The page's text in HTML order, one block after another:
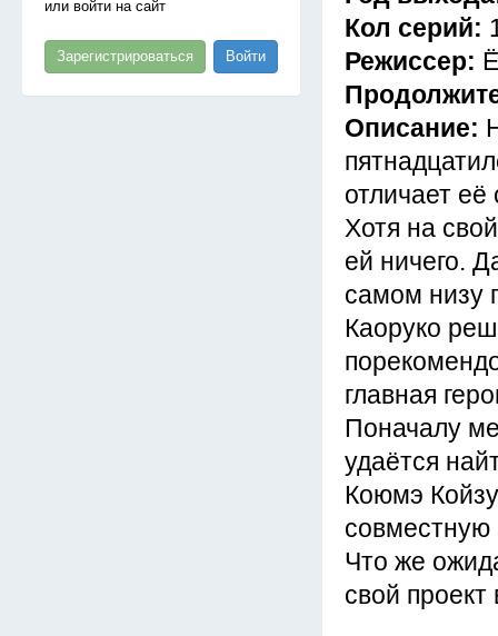
или войти на сайт
Зарегистрироваться Войти
Кол серий:
Режиссер:
Описание:
отличает
Хотя на
ей ничего.
самом низу
Каоруко
главная
Поначалу
удаётся
Коюмэ
совместную
Что же
свой проект